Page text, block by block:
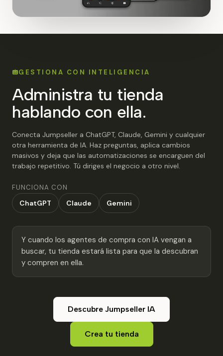
GESTIONA CON INTELIGENCIA
Administra tu tienda
hablando con ella.
Conecta Jumpseller a ChatGPT, Claude, Gemini y cualquier
otra herramienta de IA. Haz preguntas, aplica cambios
masivos y deja que las automatizaciones se encarguen del
trabajo repetitivo. Tú diriges el negocio a otro nivel.
FUNCIONA CON
ChatGPT Claude Gemini
Y cuando los agentes de compra con IA vengan a
buscar, tu tienda estará lista para que la descubran
y compren en ella.
Descubre Jumpseller IA
Crea tu tienda